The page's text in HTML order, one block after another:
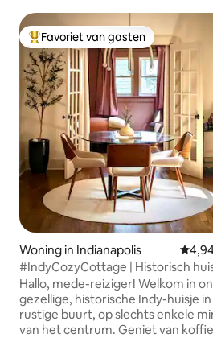
Topfavoriet van gasten
Favoriet van gasten
Woning in Indianapolis
#IndyCozyCottage | Historisch
de buurt van het centrum
Hallo, mede-reiziger! Welkom in ons
gezellige, historische Indy-huisje
rustige buurt, op slechts enkele
van het centrum. Geniet van